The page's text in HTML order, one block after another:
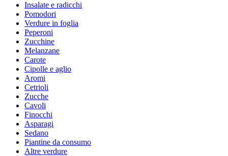
Insalate e radicchi
Pomodori
Verdure in foglia
Peperoni
Zucchine
Melanzane
Carote
Cipolle e aglio
Aromi
Cetrioli
Zucche
Cavoli
Finocchi
Asparagi
Sedano
Piantine da consumo
Altre verdure